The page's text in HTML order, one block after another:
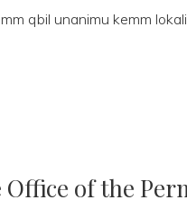
qbil unanimu kemm
Office of the